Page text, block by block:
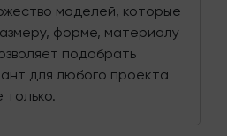
моделей, которые
форме, материалу
подобрать
для любого проекта